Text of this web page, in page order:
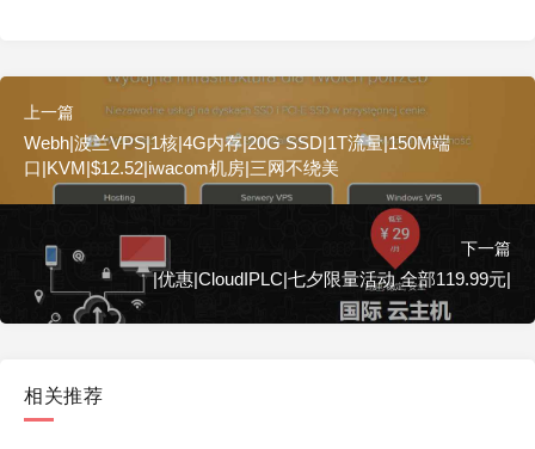
上一篇
Webh|波兰VPS|1核|4G内存|20G SSD|1T流量|150M端
口|KVM|$12.52|iwacom机房|三网不绕美
下一篇
|优惠|CloudIPLC|七夕限量活动 全部119.99元|
相关推荐